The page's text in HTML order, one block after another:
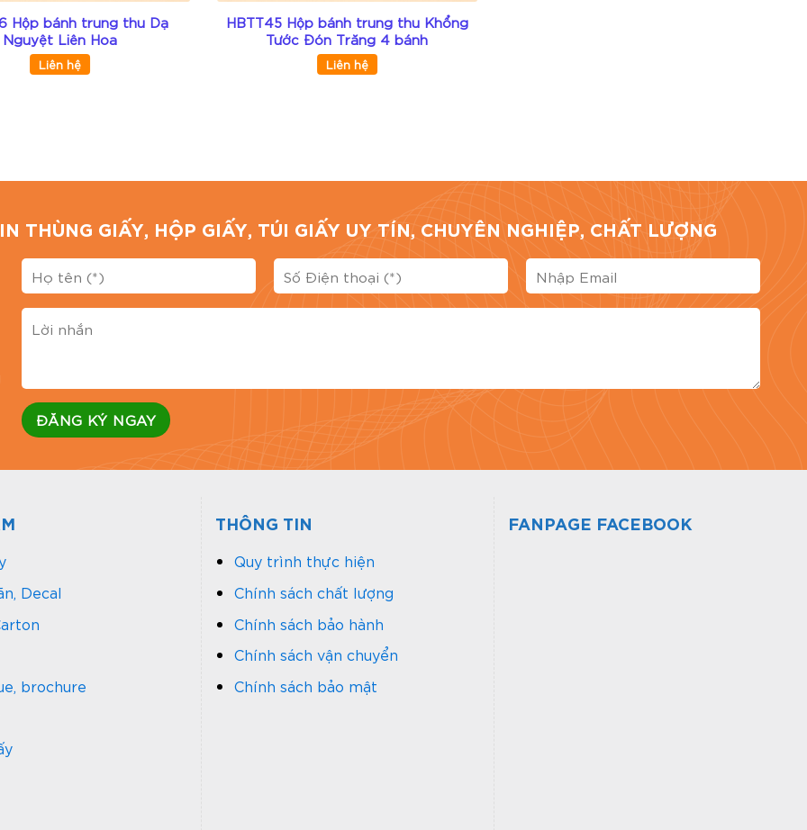
Hộp bánh trung thu Dạ
Nguyệt Liên Hoa
Liên hệ
HBTT45 Hộp bánh trung thu Khổng
Tước Đón Trăng 4 bánh
Liên hệ
THÙNG GIẤY, HỘP GIẤY, TÚI GIẤY UY TÍN, CHUYÊN NGHIỆP, CHẤT LƯỢNG
Decal
brochure
THÔNG TIN
Quy trình thực hiện
Chính sách chất lượng
Chính sách bảo hành
Chính sách vận chuyển
Chính sách bảo mật
FANPAGE FACEBOOK